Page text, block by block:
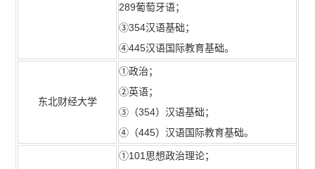
289葡萄牙语；
③354汉语基础；
④445汉语国际教育基础。
东北财经大学
①政治；
②英语；
③（354）汉语基础；
④（445）汉语国际教育基础。
①101思想政治理论；